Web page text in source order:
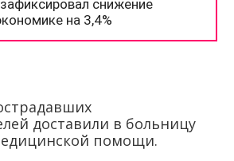
доставили в больницу
помощи.